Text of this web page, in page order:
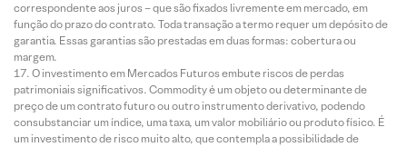
correspondente aos juros – que são fixados livremente em mercado, em
função do prazo do contrato. Toda transação a termo requer um depósito de
garantia. Essas garantias são prestadas em duas formas: cobertura ou
margem.
O investimento em Mercados Futuros embute riscos de perdas
patrimoniais significativos. Commodity é um objeto ou determinante de
preço de um contrato futuro ou outro instrumento derivativo, podendo
consubstanciar um índice, uma taxa, um valor mobiliário ou produto físico. É
um investimento de risco muito alto, que contempla a possibilidade de